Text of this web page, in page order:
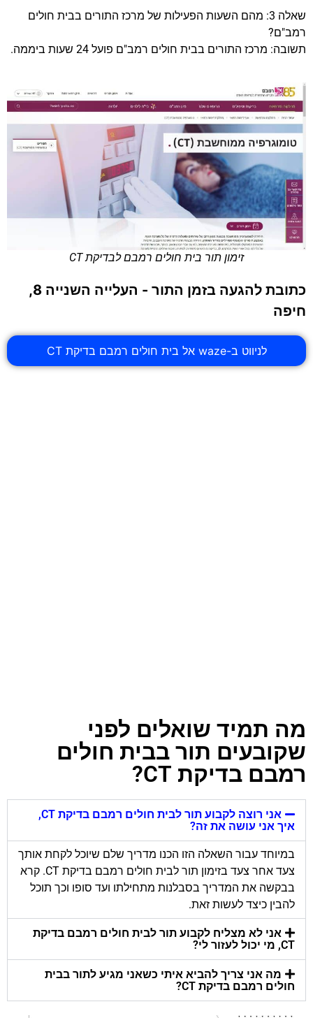
שאלה 3: מהם השעות הפעילות של מרכז התורים בבית חולים
רמב"ם?
תשובה: מרכז התורים בבית חולים רמב"ם פועל 24 שעות ביממה.
זימון תור בית חולים רמבם לבדיקת CT
כתובת להגעה בזמן התור - העלייה השנייה 8,
חיפה
לניווט ב-waze אל בית חולים רמבם בדיקת CT
מה תמיד שואלים לפני
שקובעים תור בבית חולים
רמבם בדיקת CT?
אני רוצה לקבוע תור לבית חולים רמבם בדיקת CT,
איך אני עושה את זה?
במיוחד עבור השאלה הזו הכנו מדריך שלם שיוכל לקחת אותך
צעד אחר צעד בזימון תור לבית חולים רמבם בדיקת CT. קרא
בבקשה את המדריך בסבלנות מתחילתו ועד סופו וכך תוכל
להבין כיצד לעשות זאת.
אני לא מצליח לקבוע תור לבית חולים רמבם בדיקת
CT, מי יכול לעזור לי?
מה אני צריך להביא איתי כשאני מגיע לתור בבית
חולים רמבם בדיקת CT?